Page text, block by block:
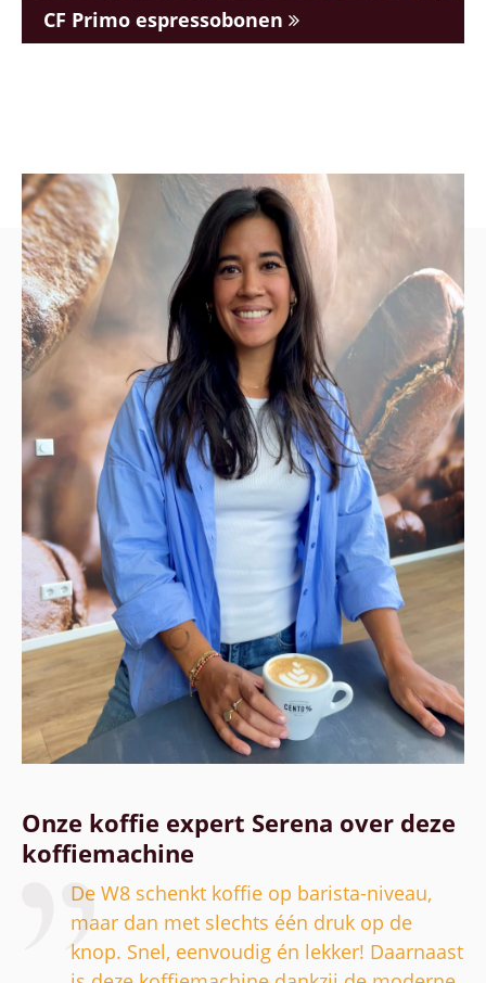
CF Primo espressobonen
Onze koffie expert Serena over deze
koffiemachine
De W8 schenkt koffie op barista-niveau,
maar dan met slechts één druk op de
knop. Snel, eenvoudig én lekker! Daarnaast